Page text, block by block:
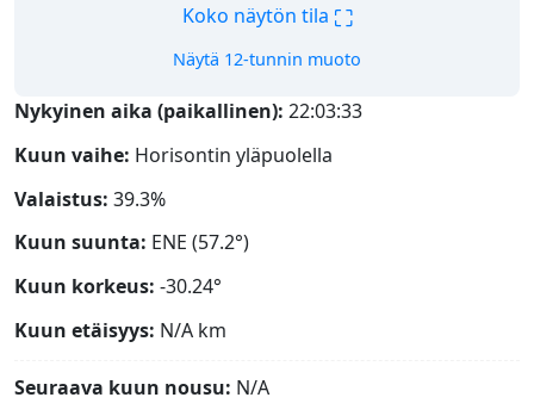
Koko näytön tila ⛶
Näytä 12-tunnin muoto
Nykyinen aika (paikallinen): 22:03:34
Kuun vaihe: Horisontin yläpuolella
Valaistus: 39.3%
Kuun suunta: ENE (57.2°)
Kuun korkeus: -30.24°
Kuun etäisyys: N/A km
Seuraava kuun nousu: N/A